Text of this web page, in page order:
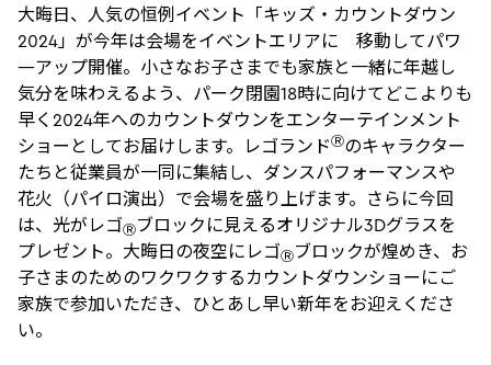
大晦日、人気の恒例イベント「キッズ・カウントダウン
2024」が今年は会場をイベントエリアに 移動してパワ
―アップ開催。小さなお子さまでも家族と一緒に年越し
気分を味わえるよう、パーク閉園18時に向けてどこよりも
早く2024年へのカウントダウンをエンターテインメント
ショーとしてお届けします。レゴランドⓇのキャラクター
たちと従業員が一同に集結し、ダンスパフォーマンスや
花火（パイロ演出）で会場を盛り上げます。さらに今回
は、光がレゴⓇブロックに見えるオリジナル3Dグラスを
プレゼント。大晦日の夜空にレゴⓇブロックが煌めき、お
子さまのためのワクワクするカウントダウンショーにご
家族で参加いただき、ひとあし早い新年をお迎えくださ
い。